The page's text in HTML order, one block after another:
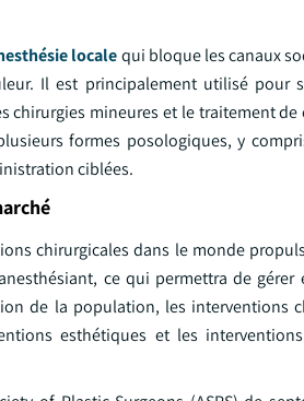
localequi bloque les canaux
Il est principalement utilisé pour
chirurgies mineures et le traitement
formes posologiques, y
ciblées.
chirurgicales dans le monde
ce qui permettra de
de la population, les interventions
esthétiques et les